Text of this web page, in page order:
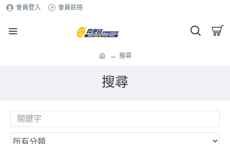
會員登入 會員註冊
搜尋
搜尋